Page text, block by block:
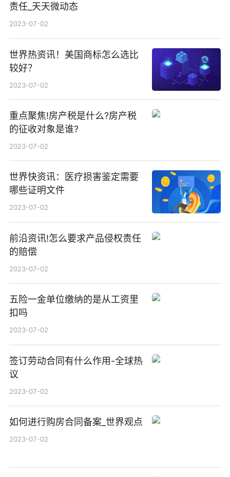
责任_天天微动态
2023-07-02
世界热资讯！美国商标怎么选比
较好？
2023-07-02
重点聚焦!房产税是什么?房产税
的征收对象是谁?
2023-07-02
世界快资讯：医疗损害鉴定需要
哪些证明文件
2023-07-02
前沿资讯!怎么要求产品侵权责任
的赔偿
2023-07-02
五险一金单位缴纳的是从工资里
扣吗
2023-07-02
签订劳动合同有什么作用-全球热
议
2023-07-02
如何进行购房合同备案_世界观点
2023-07-02